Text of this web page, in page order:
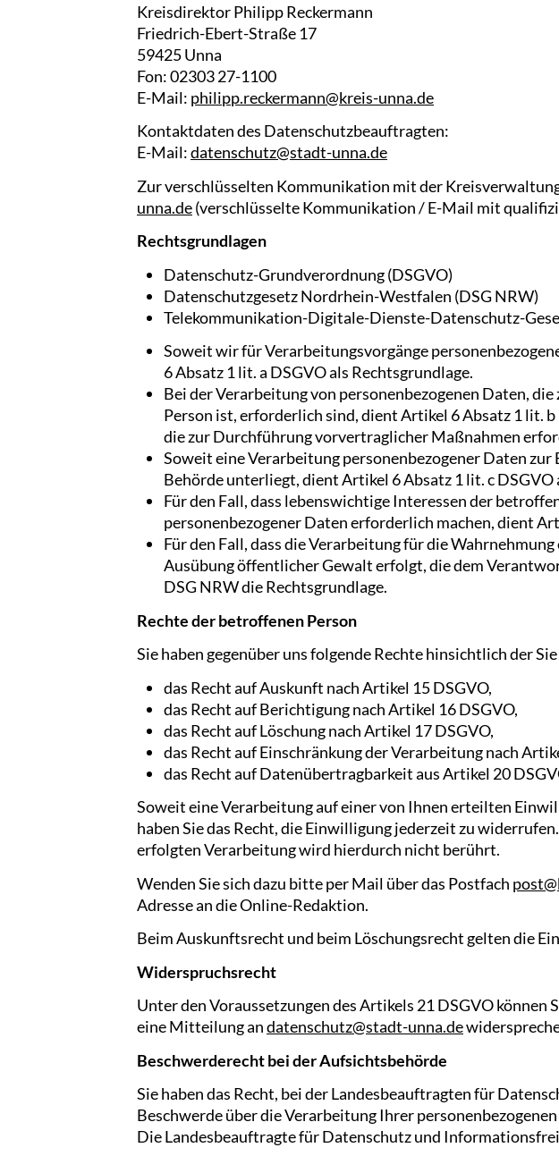
Kreisdirektor Philipp Reckermann
Friedrich-Ebert-Straße 17
59425 Unna
Fon: 02303 27-1100
E-Mail: philipp.reckermann@kreis-unna.de
Kontaktdaten des Datenschutzbeauftragten:
E-Mail:datenschutz@stadt-unna.de
Zur verschlüsselten Kommunikation mit der
unna.de(verschlüsselte Kommunikation / E-Mail mit
Rechtsgrundlagen
Datenschutz-Grundverordnung (DSGVO)
Datenschutzgesetz Nordrhein-Westfalen (DSG NRW)
Telekommunikation-Digitale-Dienste-Datenschutz-
Soweit wir für Verarbeitungsvorgänge
6 Absatz 1 lit. a DSGVO als Rechtsgrundlage.
Bei der Verarbeitung von personenbezogenen Daten,
Person ist, erforderlich sind, dient Artikel 6 Absatz 1 lit.
die zur Durchführung vorvertraglicher Maßnahmen
Soweit eine Verarbeitung personenbezogener Daten
Behörde unterliegt, dient Artikel 6 Absatz 1 lit. c DSGVO
Für den Fall, dass lebenswichtige Interessen der
personenbezogener Daten erforderlich machen, dient
Für den Fall, dass die Verarbeitung für die
Ausübung öffentlicher Gewalt erfolgt, die dem
DSG NRW die Rechtsgrundlage.
Rechte der betroffenen Person
Sie haben gegenüber uns folgende Rechte hinsichtlich der
das Recht auf Auskunft nach Artikel 15 DSGVO,
das Recht auf Berichtigung nach Artikel 16 DSGVO,
das Recht auf Löschung nach Artikel 17 DSGVO,
das Recht auf Einschränkung der Verarbeitung nach
das Recht auf Datenübertragbarkeit aus Artikel 20
Soweit eine Verarbeitung auf einer von Ihnen erteilten
haben Sie das Recht, die Einwilligung jederzeit zu
erfolgten Verarbeitung wird hierdurch nicht berührt.
Wenden Sie sich dazu bitte per Mail über das Postfach
Adresse an die Online-Redaktion.
Beim Auskunftsrecht und beim Löschungsrecht gelten die
Widerspruchsrecht
Unter den Voraussetzungen des Artikels 21 DSGVO
eine Mitteilung andatenschutz@stadt-unna.de
Beschwerderecht bei der Aufsichtsbehörde
Sie haben das Recht, bei der Landesbeauftragten für
Beschwerde über die Verarbeitung Ihrer
Die Landesbeauftragte für Datenschutz und